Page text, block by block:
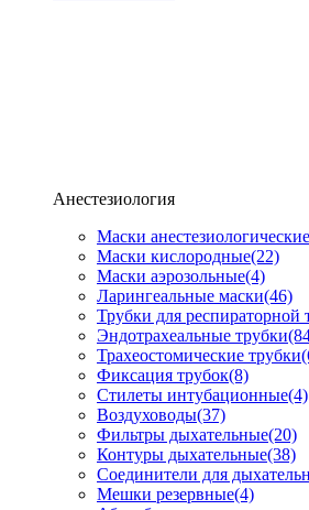
Анестезиология
Маски анестезиологические
Маски кислородные(22)
Маски аэрозольные(4)
Ларингеальные маски(46)
Трубки для респираторной
Эндотрахеальные трубки
Трахеостомические трубки
Фиксация трубок(8)
Стилеты интубационные(4)
Воздуховоды(37)
Фильтры дыхательные(20)
Контуры дыхательные(38)
Соединители для
Мешки резервные(4)